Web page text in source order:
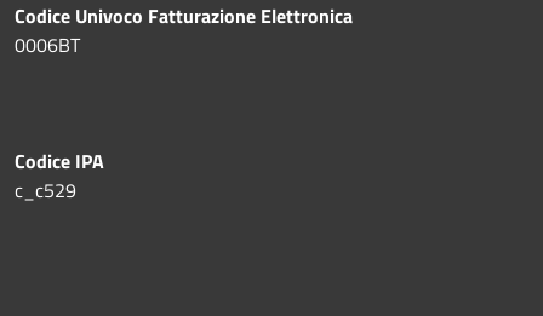
Codice Univoco Fatturazione Elettronica
0006BT
Codice IPA
c_c529